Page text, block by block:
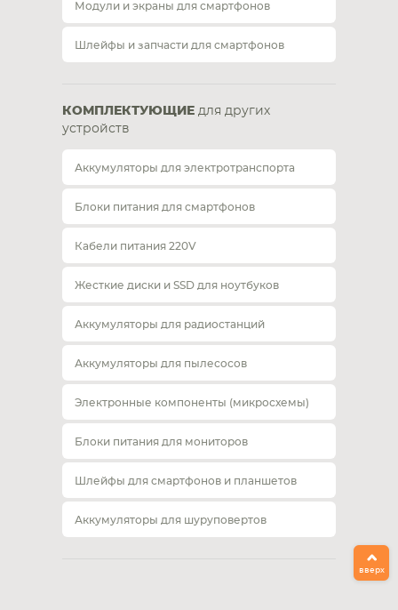
Модули и экраны для смартфонов
Шлейфы и запчасти для смартфонов
КОМПЛЕКТУЮЩИЕ для других
устройств
Аккумуляторы для электротранспорта
Блоки питания для смартфонов
Кабели питания 220V
Жесткие диски и SSD для ноутбуков
Аккумуляторы для радиостанций
Аккумуляторы для пылесосов
Электронные компоненты (микросхемы)
Блоки питания для мониторов
Шлейфы для смартфонов и планшетов
Аккумуляторы для шуруповертов
вверх